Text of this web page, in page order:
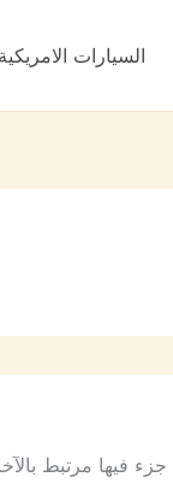
السيارات الامريكية
فيها مرتبط